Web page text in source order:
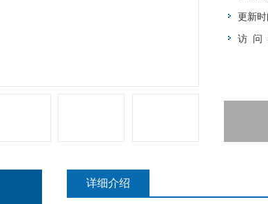
更新时
访 问
详细介绍